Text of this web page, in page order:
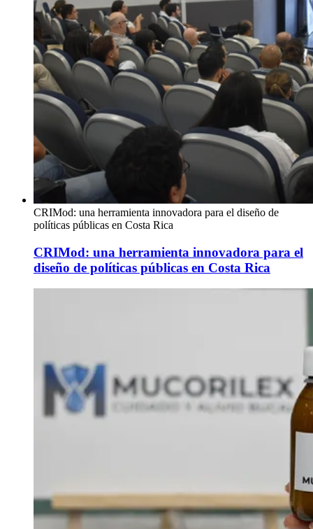
CRIMod: una herramienta innovadora para el diseño de
políticas públicas en Costa Rica
CRIMod: una herramienta innovadora para el
diseño de políticas públicas en Costa Rica